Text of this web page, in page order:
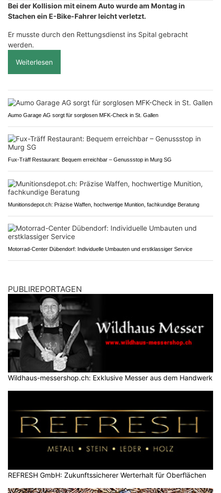
Bei der Kollision mit einem Auto wurde am Montag in
Stachen ein E-Bike-Fahrer leicht verletzt.
Er musste durch den Rettungsdienst ins Spital gebracht
werden.
Weiterlesen
Aumo Garage AG sorgt für sorglosen MFK-Check in St. Gallen
Fux-Träff Restaurant: Bequem erreichbar – Genussstop in Murg SG
Munitionsdepot.ch: Präzise Waffen, hochwertige Munition, fachkundige Beratung
Motorrad-Center Dübendorf: Individuelle Umbauten und erstklassiger Service
PUBLIREPORTAGEN
Wildhaus-messershop.ch: Exklusive Messer aus dem Handwerk
REFRESH GmbH: Zukunftssicherer Werterhalt für Oberflächen